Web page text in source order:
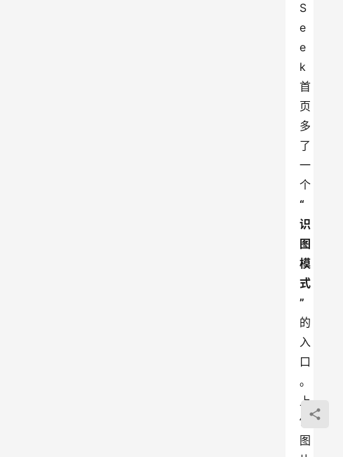
S
e
e
k
首
页
多
了
一
个
“
识
图
模
式
”
的
入
口
。
上
传
图